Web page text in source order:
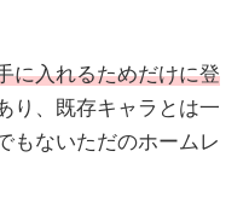
に入れるためだけに登
り、既存キャラとは一
もないただのホームレ